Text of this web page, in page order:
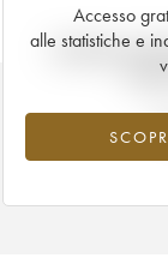
Accesso
alle statistiche e
Andamento